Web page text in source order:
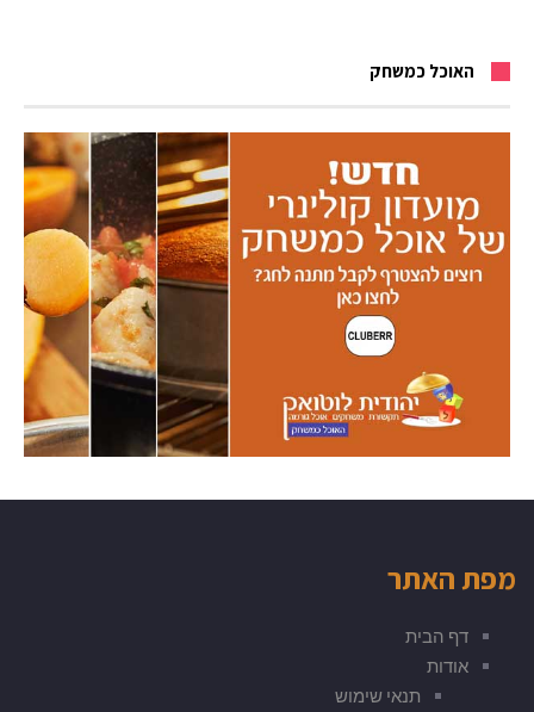
האוכל כמשחק
מפת האתר
דף הבית
אודות
תנאי שימוש